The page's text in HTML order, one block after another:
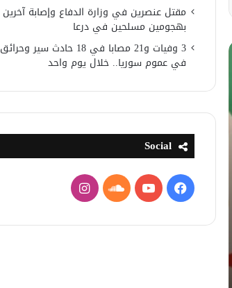
مقتل عنصرين في وزارة الدفاع وإصابة آخرين
بهجومين مسلحين في درعا
3 وفيات و21 مصابا في 18 حادث سير وحرائق
في عموم سوريا.. خلال يوم واحد
Social
فيسبوكيوتيوبساوندانستقرام